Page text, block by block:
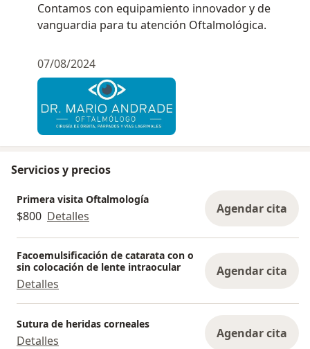
Contamos con equipamiento innovador y de
vanguardia para tu atención Oftalmológica.
07/08/2024
Servicios y precios
Primera visita Oftalmología
$800 Detalles Agendar cita
Facoemulsificación de catarata con o
sin colocación de lente intraocular
Detalles
Agendar cita
Sutura de heridas corneales
Detalles Agendar cita